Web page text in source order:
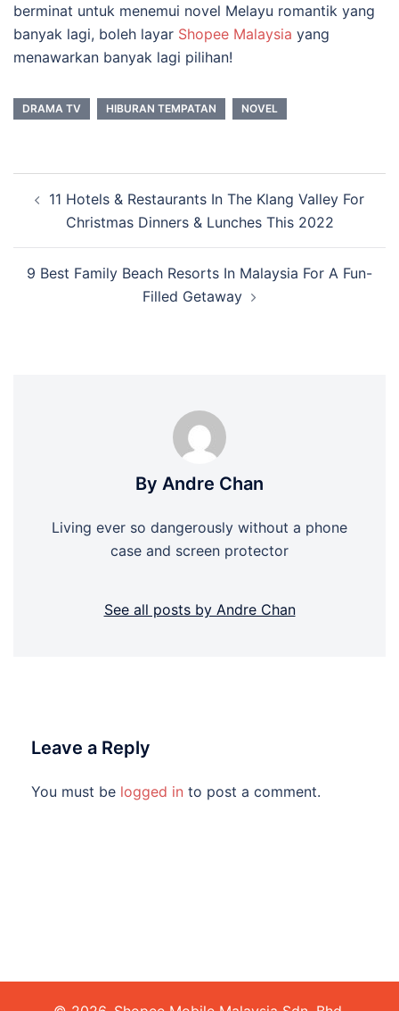
berminat untuk menemui novel Melayu romantik yang
banyak lagi, boleh layar Shopee Malaysia yang
menawarkan banyak lagi pilihan!
DRAMA TV HIBURAN TEMPATAN NOVEL
navigation
11 Hotels & Restaurants In The Klang Valley For
Christmas Dinners & Lunches This 2022
9 Best Family Beach Resorts In Malaysia For A Fun-
Filled Getaway
By Andre Chan
Living ever so dangerously without a phone
case and screen protector
See all posts by Andre Chan
Leave a Reply
You must be logged in to post a comment.